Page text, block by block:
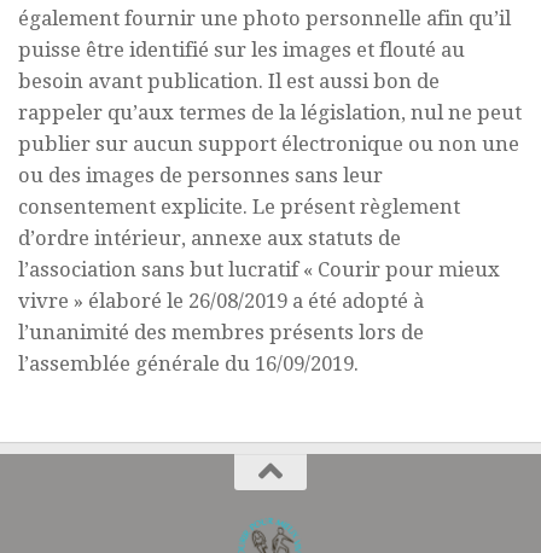
également fournir une photo personnelle afin qu’il
puisse être identifié sur les images et flouté au
besoin avant publication. Il est aussi bon de
rappeler qu’aux termes de la législation, nul ne peut
publier sur aucun support électronique ou non une
ou des images de personnes sans leur
consentement explicite. Le présent règlement
d’ordre intérieur, annexe aux statuts de
l’association sans but lucratif « Courir pour mieux
vivre » élaboré le 26/08/2019 a été adopté à
l’unanimité des membres présents lors de
l’assemblée générale du 16/09/2019.